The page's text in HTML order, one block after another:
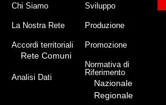
Chi Siamo
La Nostra Rete
Accordi territoriali
Rete Comuni
Analisi Dati
Sviluppo
Produzione
Promozione
Normativa di
Riferimento
Nazionale
Regionale